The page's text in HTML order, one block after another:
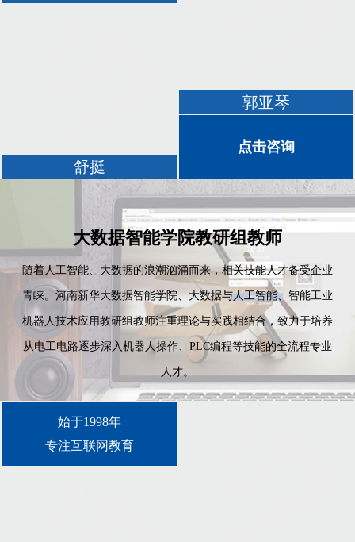
舒挺
郭亚琴
点击咨询
大数据智能学院教研组教师
随着人工智能、大数据的浪潮汹涌而来，相关技能人才备受企业
青睐。河南新华大数据智能学院、大数据与人工智能、智能工业
机器人技术应用教研组教师注重理论与实践相结合，致力于培养
从电工电路逐步深入机器人操作、PLC编程等技能的全流程专业
人才。
始于1998年
专注互联网教育